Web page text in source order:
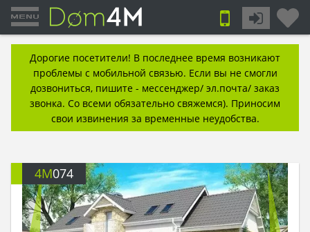
Дорогие посетители! В последнее время возникают
проблемы с мобильной связью. Если вы не смогли
дозвониться, пишите - мессенджер/ эл.почта/ заказ
звонка. Со всеми обязательно свяжемся). Приносим
свои извинения за временные неудобства.
4M074